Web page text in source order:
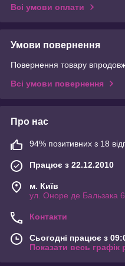
Всі умови оплати
Умови повернення
Повернення товару
Всі умови повернення
Про нас
94% позитивних з 18
Працює з 22.12.2010
м. Київ
ул. Оноре де Бальзака
Контакти
Сьогодні працює з
Показати весь графік